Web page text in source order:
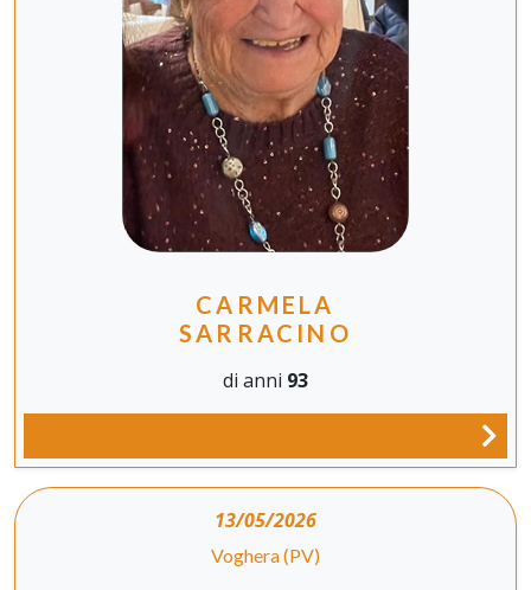
CARMELA
SARRACINO
di anni 93
13/05/2026
Voghera (PV)